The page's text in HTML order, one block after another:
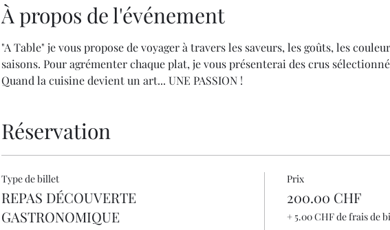
À propos de l'événement
"A Table" je vous propose de voyager à travers les saveurs, les goûts, les
saisons. Pour agrémenter chaque plat, je vous présenterai des crus
Quand la cuisine devient un art... UNE PASSION !
Réservation
Type de billet
REPAS DÉCOUVERTE
GASTRONOMIQUE
Prix
200.00 CHF
+ 5.00 CHF de frais de